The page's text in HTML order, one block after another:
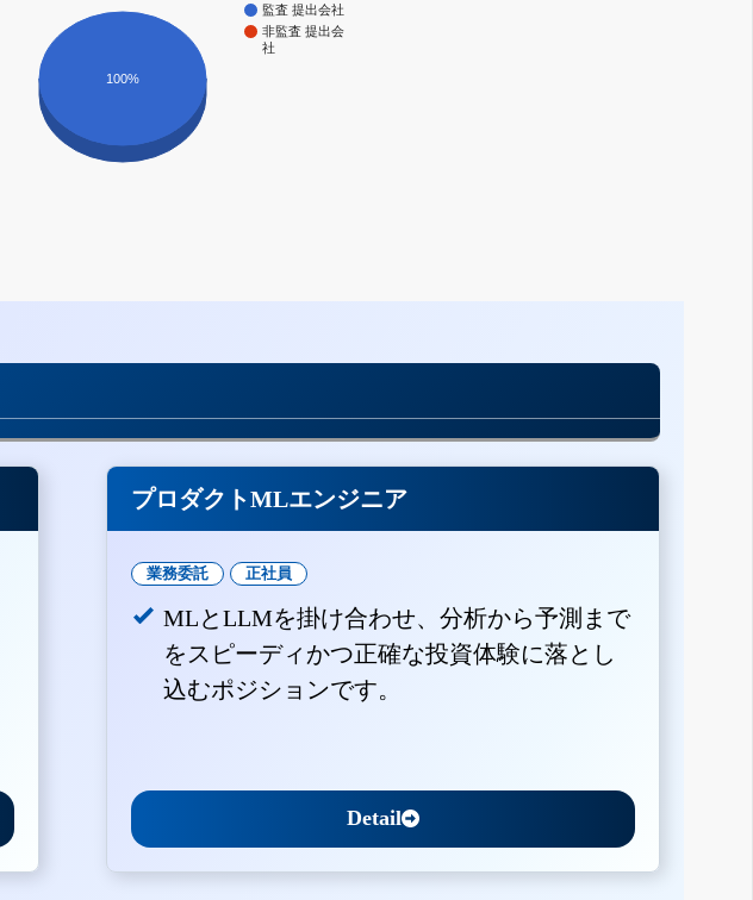
監査 提出会社
非監査 提出会
社
100%
プロダクトMLエンジニア
業務委託 正社員
MLとLLMを掛け合わせ、分析から予測まで
をスピーディかつ正確な投資体験に落とし
込むポジションです。
Detail